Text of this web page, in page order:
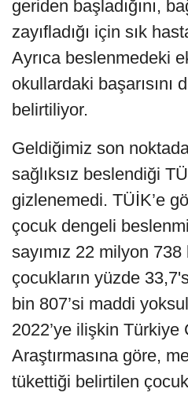
geriden başladığını,
zayıfladığı için sık
Ayrıca beslenmedeki
okullardaki başarısını
belirtiliyor.
Geldiğimiz son
sağlıksız beslendiği
gizlenemedi. TÜİK’e
çocuk dengeli
sayımız 22 milyon
çocukların yüzde
bin 807’si maddi
2022’ye ilişkin Türkiye
Araştırmasına göre,
tükettiği belirtilen